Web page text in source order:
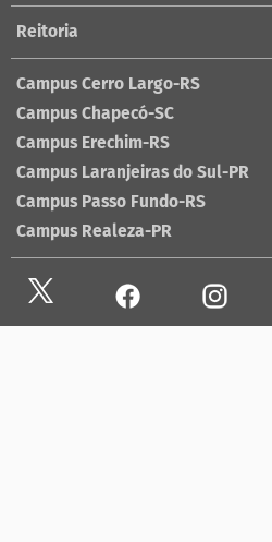
Reitoria
Campus Cerro Largo-RS
Campus Chapecó-SC
Campus Erechim-RS
Campus Laranjeiras do Sul-PR
Campus Passo Fundo-RS
Campus Realeza-PR